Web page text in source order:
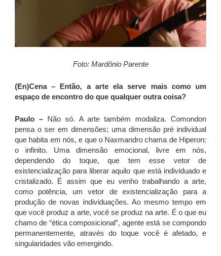
Foto: Mardônio Parente
(En)Cena – Então, a arte ela serve mais como um
espaço de encontro do que qualquer outra coisa?
Paulo –Não só. A arte também modaliza. Comondon
pensa o ser em dimensões; uma dimensão pré individual
que habita em nós, e que o Naxmandro chama de Hiperon:
o infinito. Uma dimensão emocional, livre em nós,
dependendo do toque, que tem esse vetor de
existencialização para liberar aquilo que está individuado e
cristalizado. É assim que eu venho trabalhando a arte,
como potência, um vetor de existencialização para a
produção de novas individuações. Ao mesmo tempo em
que você produz a arte, você se produz na arte. É o que eu
chamo de “ética composicional”, agente está se compondo
permanentemente, através do toque você é afetado, e
singularidades vão emergindo.